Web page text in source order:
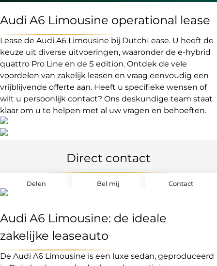
Audi A6 Limousine operational lease
Lease de Audi A6 Limousine bij DutchLease. U heeft de
keuze uit diverse uitvoeringen, waaronder de e-hybrid
quattro Pro Line en de S edition. Ontdek de vele
voordelen van zakelijk leasen en vraag eenvoudig een
vrijblijvende offerte aan. Heeft u specifieke wensen of
wilt u persoonlijk contact? Ons deskundige team staat
klaar om u te helpen met al uw vragen en behoeften.
Direct contact
Delen Bel mij Contact
Audi A6 Limousine: de ideale
zakelijke leaseauto
De Audi A6 Limousine is een luxe sedan, geproduceerd